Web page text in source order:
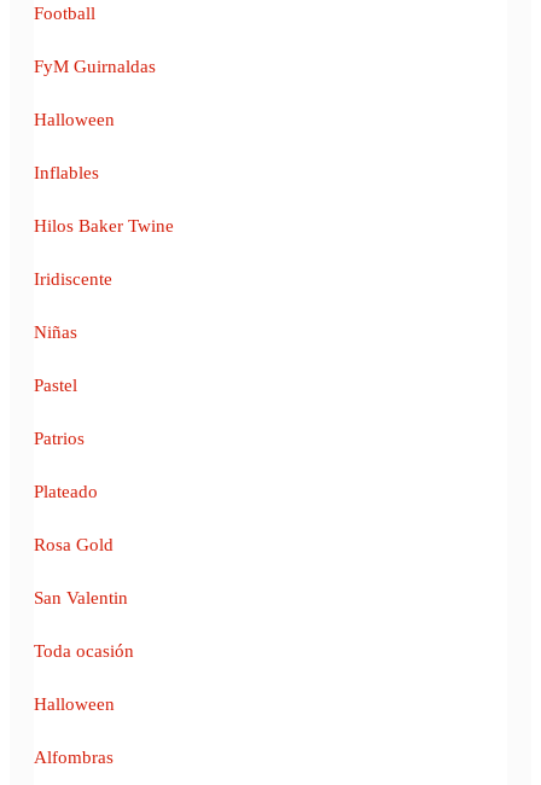
Football
FyM Guirnaldas
Halloween
Inflables
Hilos Baker Twine
Iridiscente
Niñas
Pastel
Patrios
Plateado
Rosa Gold
San Valentin
Toda ocasión
Halloween
Alfombras